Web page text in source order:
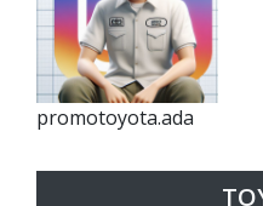
promotoyota.ada